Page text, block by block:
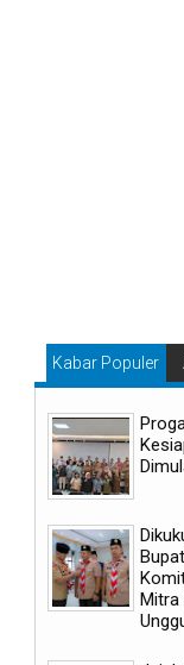
Kabar Populer
Mitra